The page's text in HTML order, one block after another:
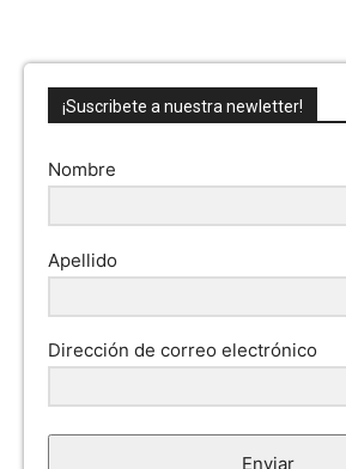
¡Suscribete a nuestra newletter!
Nombre
Apellido
Dirección de correo electrónico
Enviar